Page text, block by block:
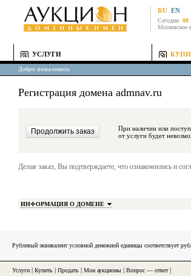
RU EN
Сегодня: 08
Московское
УСЛУГИ
Добро пожаловать
Регистрация домена admnav.ru
При наличии или поступлении
от услуги будет
Делая заказ, Вы подтверждаете, что ознакомились и
ИНФОРМАЦИЯ О ДОМЕНЕ
Рублевый эквивалент условной денежной единицы соответствует
Услуги Купить Продать Мои аукционы Вопрос — ответ|